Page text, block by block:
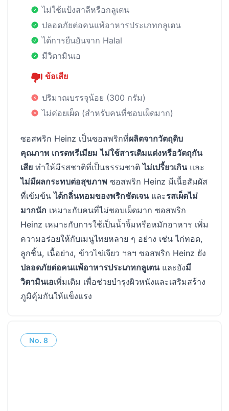
ไม่ใช้แป้งสาลีหรือกลูเตน
ปลอดภัยต่อคนแพ้อาหารประเภทกลูเตน
ได้การยืนยันจาก Halal
มีวิตามินเอ
ข้อเสีย
ปริมาณบรรจุน้อย (300 กรัม)
ไม่ค่อยเผ็ด (สำหรับคนที่ชอบเผ็ดมาก)
ซอสพริก Heinz เป็นซอสพริกที่ผลิตจากวัตถุดิบ
คุณภาพ เกรดพรีเมียม ไม่ใช้สารเติมแต่งหรือวัตถุกัน
เสีย ทำให้มีรสชาติที่เป็นธรรมชาติไม่เปรี้ยวเกินและ
ไม่มีผลกระทบต่อสุขภาพ ซอสพริก Heinz มีเนื้อสัมผัส
ที่เข้มข้นได้กลิ่นหอมของพริกชัดเจนและรสเผ็ดไม่
มากนัก เหมาะกับคนที่ไม่ชอบเผ็ดมาก ซอสพริก
Heinz เหมาะกับการใช้เป็นน้ำจิ้มหรือหมักอาหาร เพิ่ม
ความอร่อยให้กับเมนูไทยหลาย ๆ อย่าง เช่น ไก่ทอด,
ลูกชิ้น, เนื้อย่าง, ข้าวไข่เจียว ฯลฯ ซอสพริก Heinz ยัง
ปลอดภัยต่อคนแพ้อาหารประเภทกลูเตนและยังมี
วิตามินเอเพิ่มเติม เพื่อช่วยบำรุงผิวหนังและเสริมสร้าง
ภูมิคุ้มกันให้แข็งแรง
No. 8